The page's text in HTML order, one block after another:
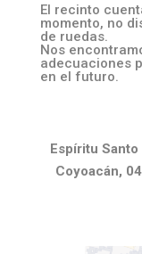
El recinto
momento, no
de ruedas.
Nos
adecuaciones
en el futuro.
Espíritu
Coyoacán,